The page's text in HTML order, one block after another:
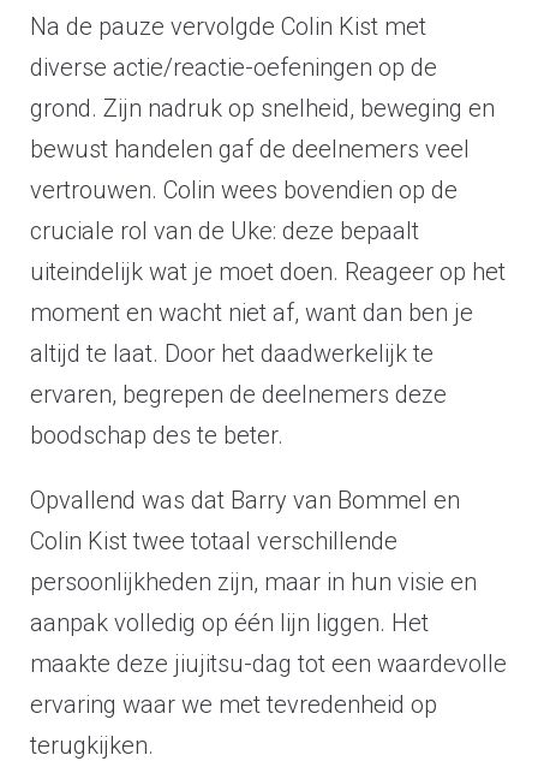
Na de pauze vervolgde Colin Kist met
diverse actie/reactie-oefeningen op de
grond. Zijn nadruk op snelheid, beweging en
bewust handelen gaf de deelnemers veel
vertrouwen. Colin wees bovendien op de
cruciale rol van de Uke: deze bepaalt
uiteindelijk wat je moet doen. Reageer op het
moment en wacht niet af, want dan ben je
altijd te laat. Door het daadwerkelijk te
ervaren, begrepen de deelnemers deze
boodschap des te beter.
Opvallend was dat Barry van Bommel en
Colin Kist twee totaal verschillende
persoonlijkheden zijn, maar in hun visie en
aanpak volledig op één lijn liggen. Het
maakte deze jiujitsu-dag tot een waardevolle
ervaring waar we met tevredenheid op
terugkijken.